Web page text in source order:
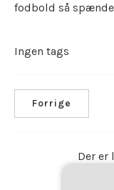
fodbold så
Ingen tags
Forrige
Der er